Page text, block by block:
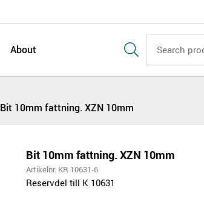
About
Bit 10mm fattning. XZN 10mm
Bit 10mm fattning. XZN 10mm
Artikelnr. KR 10631-6
Reservdel till K 10631